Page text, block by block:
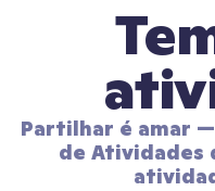
Partilhar é amar
de Atividades